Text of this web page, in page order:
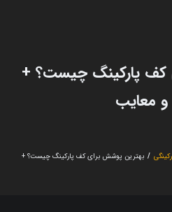
کف پارکینگ چیست؟ +
و معایب
/ بهترین پوشش برای کف پارکینگ چیست؟ +